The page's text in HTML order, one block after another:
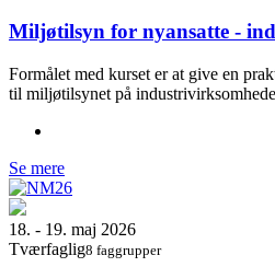
Miljøtilsyn for nyansatte -
Formålet med kurset er at give en
til miljøtilsynet på
Se mere
18. - 19. maj 2026
Tværfaglig8 faggrupper